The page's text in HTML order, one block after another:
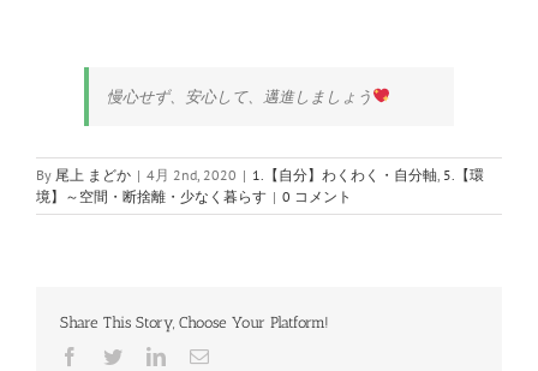
慢心せず、安心して、邁進しましょう
By 尾上 まどか | 4月 2nd, 2020 | 1.【自分】わくわく・自分軸 5.【環
境】～空間・断捨離・少なく暮らす | 0 コメント
Share This Story, Choose Your Platform!
Facebook
TwitterLinkedIn
電